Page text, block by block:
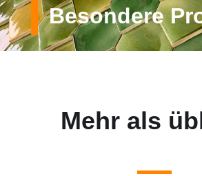
Besondere
Mehr als